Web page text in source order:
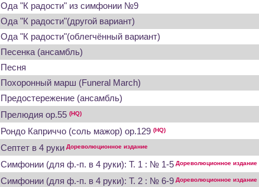
Ода "К радости" из симфонии №9
Ода "К радости"(другой вариант)
Ода "К радости"(облегчённый вариант)
Песенка (ансамбль)
Песня
Похоронный марш (Funeral March)
Предостережение (ансамбль)
Прелюдия op.55 (HQ)
Рондо Каприччо (соль мажор) op.129 (HQ)
Септет в 4 руки Дореволюционное издание
Симфонии (для ф.-п. в 4 руки): Т. 1 : № 1-5 Дореволюционное издание
Симфонии (для ф.-п. в 4 руки): Т. 2 : № 6-9 Дореволюционное издание